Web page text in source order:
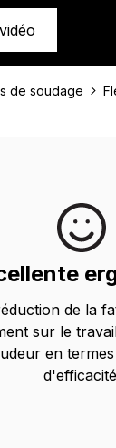
de soudage
de la
sur le
en